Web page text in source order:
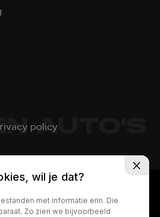
AUTO'S
policy
wil je dat?
met informatie erin. Die
Zo zien we bijvoorbeeld